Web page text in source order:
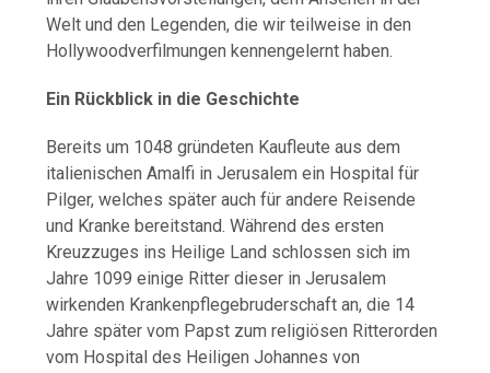
Welt und den Legenden, die wir teilweise in den
Hollywoodverfilmungen kennengelernt haben.
Ein Rückblick in die Geschichte
Bereits um 1048 gründeten Kaufleute aus dem
italienischen Amalfi in Jerusalem ein Hospital für
Pilger, welches später auch für andere Reisende
und Kranke bereitstand. Während des ersten
Kreuzzuges ins Heilige Land schlossen sich im
Jahre 1099 einige Ritter dieser in Jerusalem
wirkenden Krankenpflegebruderschaft an, die 14
Jahre später vom Papst zum religiösen Ritterorden
vom Hospital des Heiligen Johannes von